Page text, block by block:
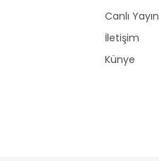
Canlı Yayın
İletişim
Künye